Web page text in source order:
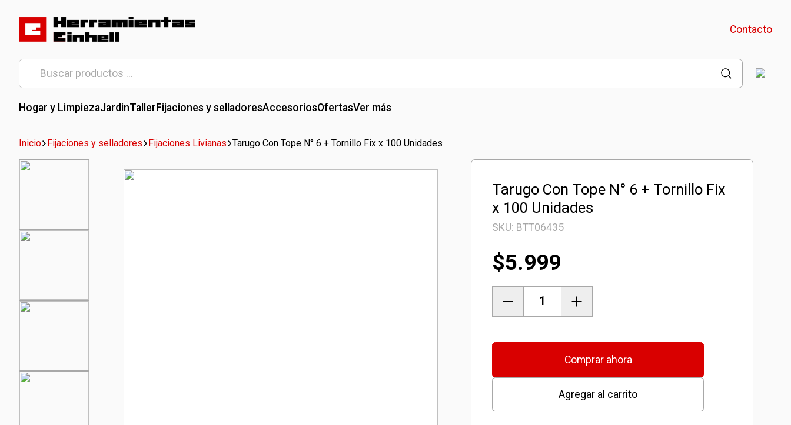
content
Herramientas Einhell
Distribuidor Oficial
Contacto
Buscar
por:
Hogar y LimpiezaJardinTallerFijaciones y selladoresAccesoriosOfertasVer más
Inicio Fijaciones y selladores Fijaciones Livianas Tarugo Con Tope N° 6 + Tornillo Fix x 100 Unidades
Tarugo Con Tope N° 6 + Tornillo Fix
x 100 Unidades
SKU: BTT06435
$5.999
Con
Tope
6
Comprar ahora
Agregar al carrito